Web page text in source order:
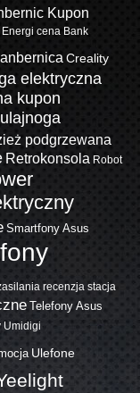
Kupon
Energi cena Bank
Creality
elektryczna
kupon
podgrzewana
Retrokonsola Robot
Smartfony Asus
recenzja stacja
Telefony Asus
Umidigi
Ulefone